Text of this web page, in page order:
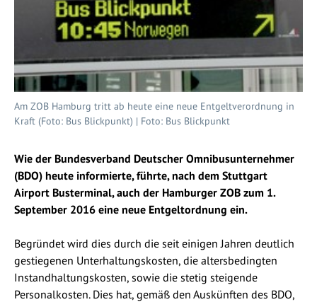
Am ZOB Hamburg tritt ab heute eine neue Entgeltverordnung in
Kraft (Foto: Bus Blickpunkt) | Foto: Bus Blickpunkt
Wie der Bundesverband Deutscher Omnibusunternehmer
(BDO) heute informierte, führte, nach dem Stuttgart
Airport Busterminal, auch der Hamburger ZOB zum 1.
September 2016 eine neue Entgeltordnung ein.
Begründet wird dies durch die seit einigen Jahren deutlich
gestiegenen Unterhaltungskosten, die altersbedingten
Instandhaltungskosten, sowie die stetig steigende
Personalkosten. Dies hat, gemäß den Auskünften des BDO,